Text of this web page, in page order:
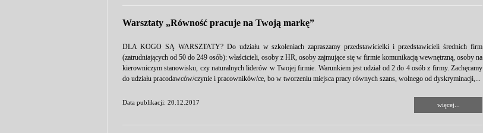
Warsztaty „Równość pracuje na Twoją markę”
DLA KOGO SĄ WARSZTATY? Do udziału w szkoleniach zapraszamy przedstawicielki i przedstawicieli średnich firm
(zatrudniających od 50 do 249 osób): właścicieli, osoby z HR, osoby zajmujące się w firmie komunikacją wewnętrzną, osoby na
kierowniczym stanowisku, czy naturalnych liderów w Twojej firmie. Warunkiem jest udział od 2 do 4 osób z firmy. Zachęcamy
do udziału pracodawców/czynie i pracowników/ce, bo w tworzeniu miejsca pracy równych szans, wolnego od dyskryminacji,...
Data publikacji: 20.12.2017 więcej...